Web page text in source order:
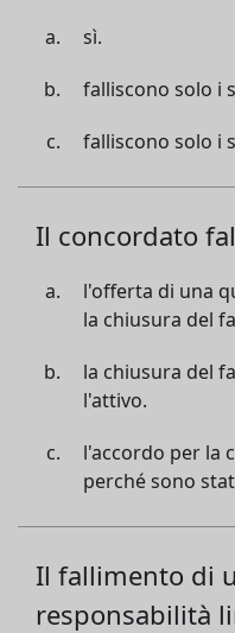
sì.
falliscono solo i
falliscono solo i
Il concordato
l'offerta di una
la chiusura del
la chiusura del
l'attivo.
l'accordo per la
perché sono
Il fallimento di
responsabilità